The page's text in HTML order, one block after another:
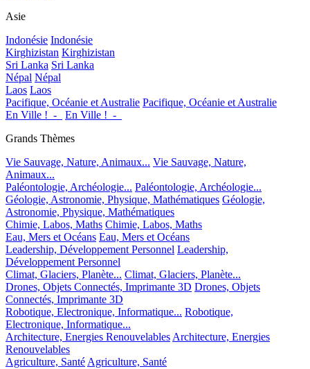
Asie
Indonésie Indonésie
Kirghizistan Kirghizistan
Sri Lanka Sri Lanka
Népal Népal
Laos Laos
Pacifique, Océanie et Australie Pacifique, Océanie et Australie
En Ville !_-_
En Ville !_-_
Grands Thèmes
Vie Sauvage, Nature, Animaux... Vie Sauvage, Nature,
Animaux...
Paléontologie, Archéologie... Paléontologie, Archéologie...
Géologie, Astronomie, Physique, Mathématiques Géologie,
Astronomie, Physique, Mathématiques
Chimie, Labos, Maths Chimie, Labos, Maths
Eau, Mers et Océans Eau, Mers et Océans
Leadership, Développement Personnel Leadership,
Développement Personnel
Climat, Glaciers, Planète... Climat, Glaciers, Planète...
Drones, Objets Connectés, Imprimante 3D Drones, Objets
Connectés, Imprimante 3D
Robotique, Electronique, Informatique... Robotique,
Electronique, Informatique...
Architecture, Energies RenouvelablesArchitecture, Energies
Renouvelables
Agriculture, SantéAgriculture, Santé